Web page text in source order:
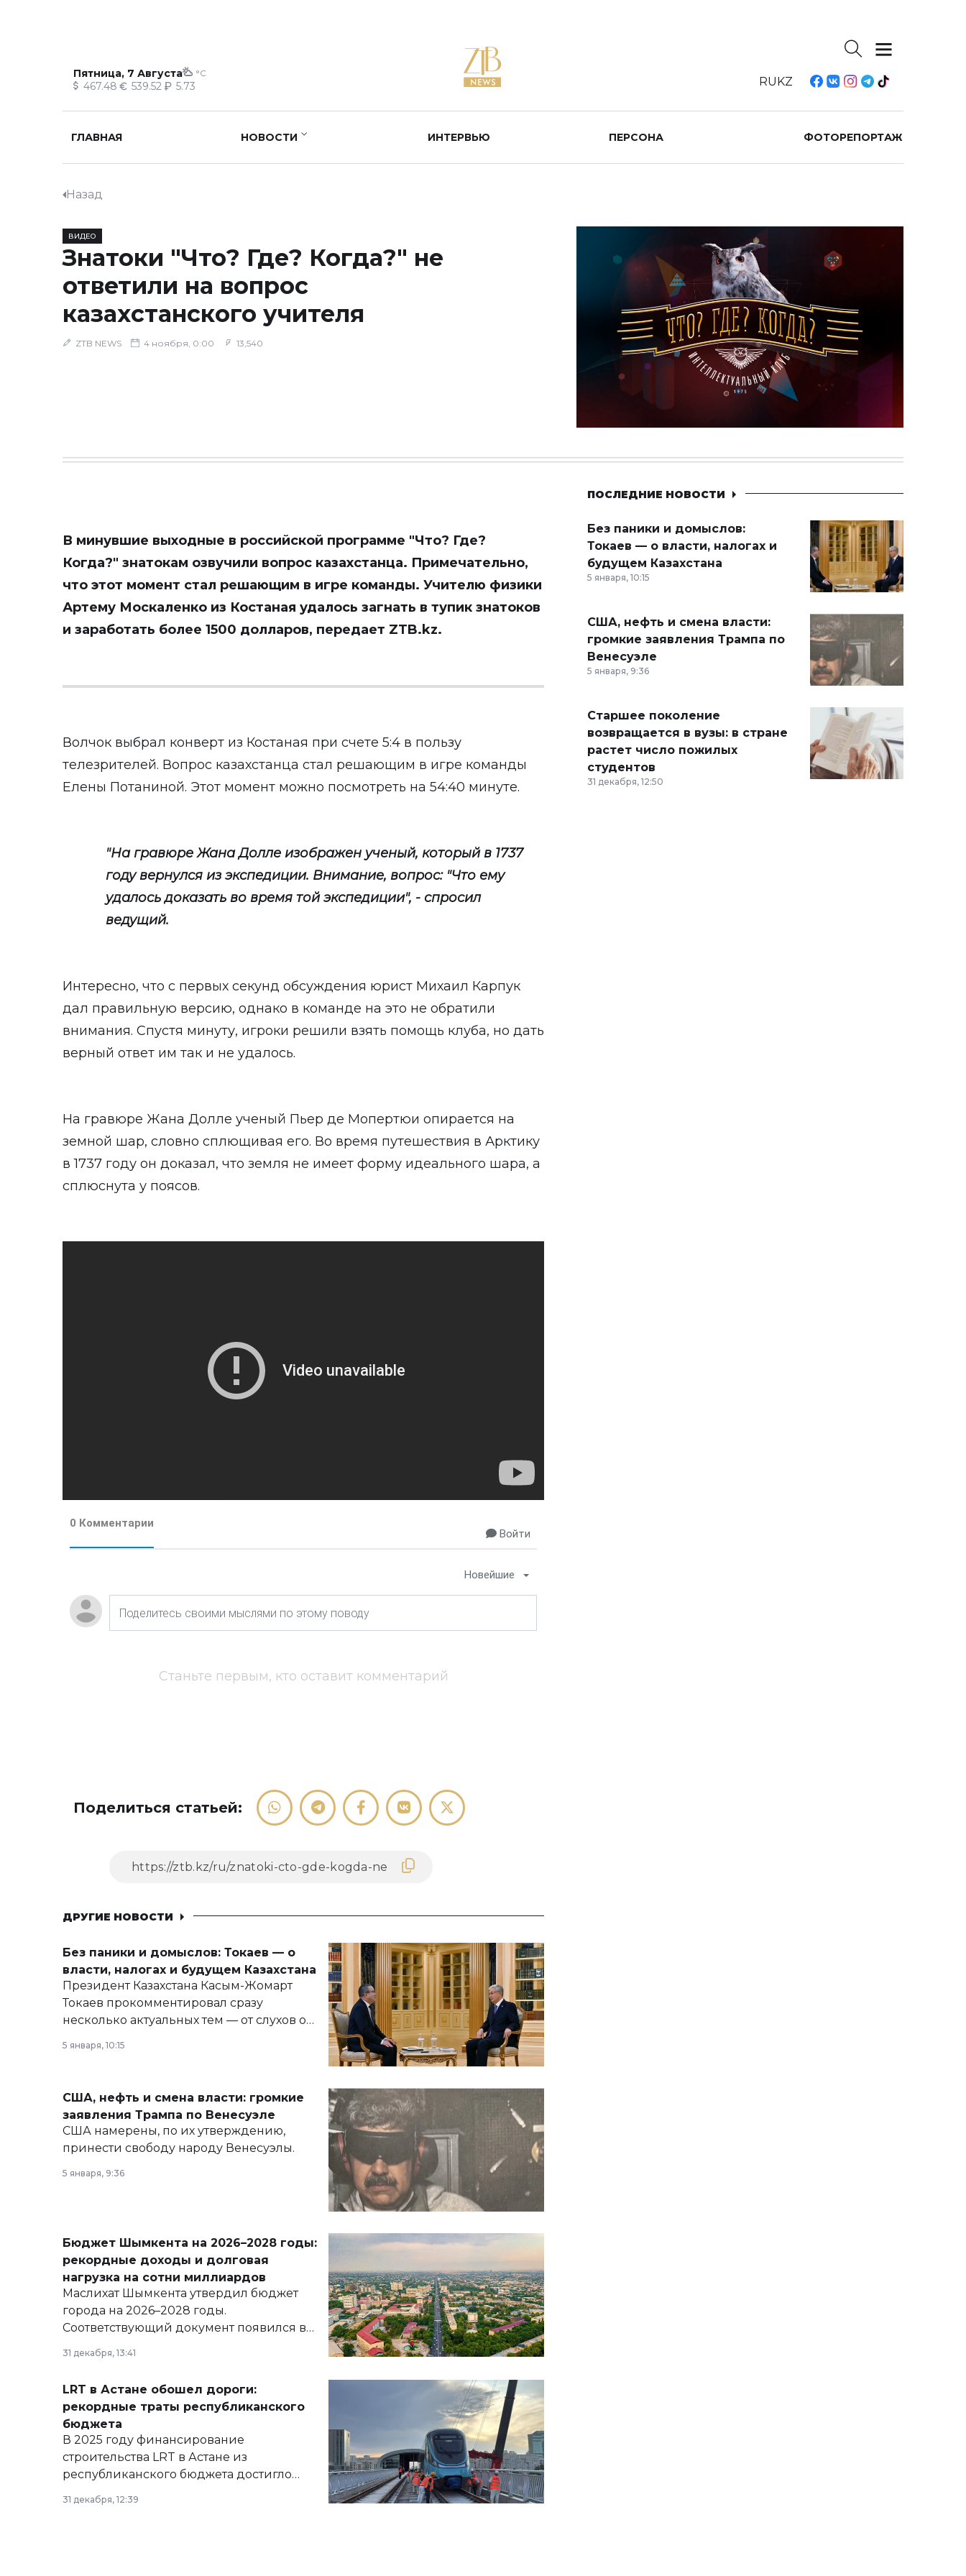
Пятница, 7 Августа °C
467.48 539.52 5.73 RUKZ
ГЛАВНАЯ НОВОСТИ ИНТЕРВЬЮ ПЕРСОНА ФОТОРЕПОРТАЖ
Назад
ВИДЕО
Знатоки "Что? Где? Когда?" не
ответили на вопрос
казахстанского учителя
ZTB NEWS 4 ноября, 0:00 13,540
В минувшие выходные в российской программе "Что? Где?
Когда?" знатокам озвучили вопрос казахстанца. Примечательно,
что этот момент стал решающим в игре команды. Учителю физики
Артему Москаленко из Костаная удалось загнать в тупик знатоков
и заработать более 1500 долларов, передает ZTB.kz.
Волчок выбрал конверт из Костаная при счете 5:4 в пользу
телезрителей. Вопрос казахстанца стал решающим в игре команды
Елены Потаниной. Этот момент можно посмотреть на 54:40 минуте.
"На гравюре Жана Долле изображен ученый, который в 1737
году вернулся из экспедиции. Внимание, вопрос: "Что ему
удалось доказать во время той экспедиции", - спросил
ведущий.
Интересно, что с первых секунд обсуждения юрист Михаил Карпук
дал правильную версию, однако в команде на это не обратили
внимания. Спустя минуту, игроки решили взять помощь клуба, но дать
верный ответ им так и не удалось.
На гравюре Жана Долле ученый Пьер де Мопертюи опирается на
земной шар, словно сплющивая его. Во время путешествия в Арктику
в 1737 году он доказал, что земля не имеет форму идеального шара, а
сплюснута у поясов.
0 Комментарии
Войти
Новейшие
Станьте первым, кто оставит комментарий
Поделиться статьей:
ДРУГИЕ НОВОСТИ
Без паники и домыслов: Токаев — о
власти, налогах и будущем Казахстана
Президент Казахстана Касым-Жомарт
Токаев прокомментировал сразу
несколько актуальных тем — от слухов о
армии, экономики и личного здоровья.
5 января, 10:15
США, нефть и смена власти: громкие
заявления Трампа по Венесуэле
США намерены, по их утверждению,
принести свободу народу Венесуэлы.
5 января, 9:36
Бюджет Шымкента на 2026–2028 годы:
рекордные доходы и долговая
нагрузка на сотни миллиардов
Маслихат Шымкента утвердил бюджет
города на 2026–2028 годы.
Соответствующий документ появился в
базе нормативных правовых актов и на
сайте маслихат города.
31 декабря, 13:41
LRT в Астане обошел дороги:
рекордные траты республиканского
бюджета
В 2025 году финансирование
строительства LRT в Астане из
республиканского бюджета достигло
рекордных объемов.
31 декабря, 12:39
ПОСЛЕДНИЕ НОВОСТИ
Без паники и домыслов:
Токаев — о власти, налогах и
будущем Казахстана
5 января, 10:15
США, нефть и смена власти:
громкие заявления Трампа по
Венесуэле
5 января, 9:36
Старшее поколение
возвращается в вузы: в стране
растет число пожилых
студентов
31 декабря, 12:50